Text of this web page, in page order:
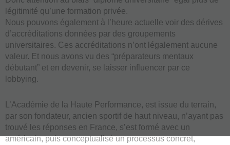
légitimité qu’une formation privée.
Nous pouvons également à l’heure actuelle voir des dérives
d’accréditations données par des groupements
universitaires. Ces accréditations n’ont légalement aucune
valeur. Et nous avons vu des “préparateurs mentaux
débutant” et en devenir, se laisser influencer par ce
lobbying.
L’Académie de la Haute Performance, est issue du terrain,
par son fondateur, ancien sportif de haut niveau, n’ayant pas
trouvé les réponses en France, s’est formé avec un
américain, puis conceptualisé un processus concret,